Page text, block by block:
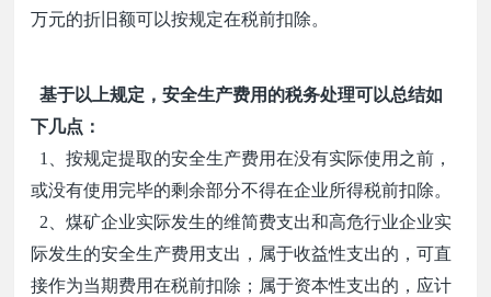
万元的折旧额可以按规定在税前扣除。
基于以上规定，安全生产费用的税务处理可以总结如
下几点：
1
、按规定提取的安全生产费用在没有实际使用之前，
或没有使用完毕的剩余部分不得在企业所得税前扣除。
2 、煤矿企业实际发生的维简费支出和高危行业企业实
际发生的安全生产费用支出，属于收益性支出的，可直
接作为当期费用在税前扣除；属于资本性支出的，应计